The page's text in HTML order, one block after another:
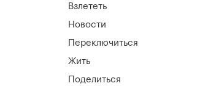
Взлететь
Новости
Переключиться
Жить
Поделиться